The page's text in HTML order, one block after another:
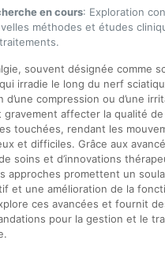
en cours: Exploration
méthodes et études
souvent désignée comme
irradie le long du nerf
d’une compression ou d’une
gravement affecter la qualité
touchées, rendant les
et difficiles. Grâce aux
soins et d’innovations
approches promettent un
et une amélioration de la
ces avancées et fournit
pour la gestion et le